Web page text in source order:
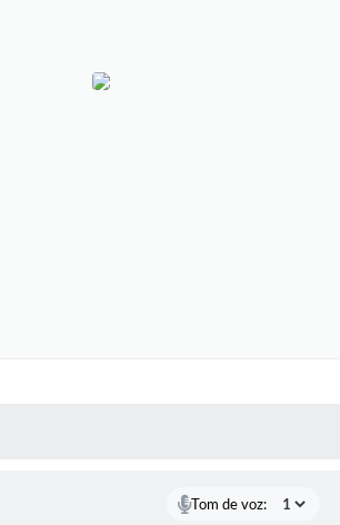
Tom de voz: